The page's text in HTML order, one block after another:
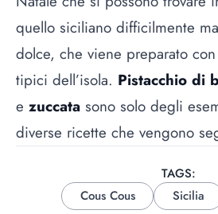
quello siciliano difficilmente
dolce, che viene preparato
tipici dell’isola. Pistacchio di
e zuccata sono solo degli
diverse ricette che vengono
TAGS:
Cous Cous
Sicilia